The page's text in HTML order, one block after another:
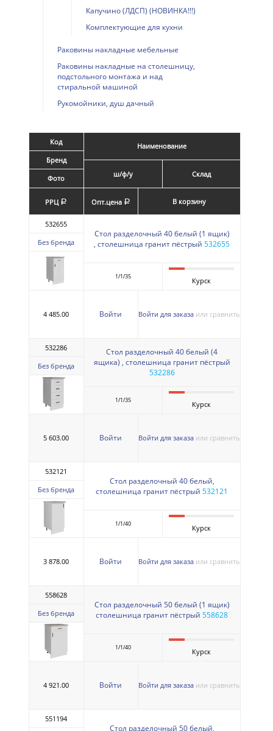
Капучино (ЛДСП) (НОВИНКА!!!)
Комплектующие для кухни
Раковины накладные мебельные
Раковины накладные на столешницу,
подстольного монтажа и над
стиральной машиной
Рукомойники, душ дачный
Код
Бренд
Фото
Наименование
ш/ф/у Склад
РРЦ a Опт.цена a В корзину
532655
Без бренда
Стол разделочный 40 белый (1 ящик)
, столешница гранит пёстрый 532655
1/1/35 Курск
4 485.00 Войти Войти для заказа или сравнить
532286
Без бренда
Стол разделочный 40 белый (4
ящика) , столешница гранит пёстрый
532286
1/1/35 Курск
5 603.00 Войти Войти для заказа или сравнить
532121
Без бренда
Стол разделочный 40 белый,
столешница гранит пёстрый 532121
1/1/40 Курск
3 878.00 Войти Войти для заказа или сравнить
558628
Без бренда
Стол разделочный 50 белый (1 ящик)
столешница гранит пёстрый 558628
1/1/40 Курск
4 921.00 Войти Войти для заказа или сравнить
551194
Стол разделочный 50 белый,